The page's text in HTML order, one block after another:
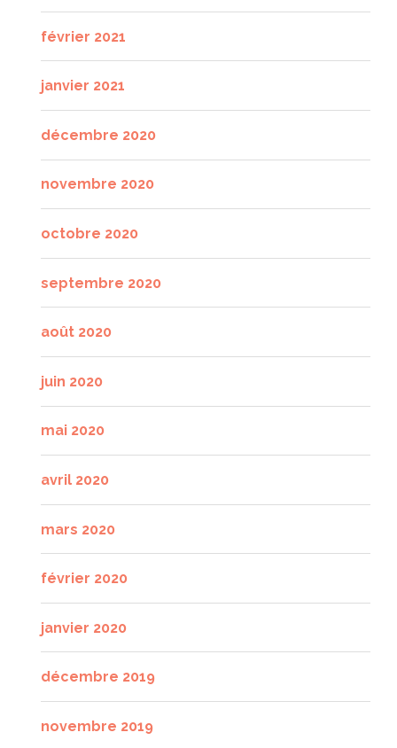
février 2021
janvier 2021
décembre 2020
novembre 2020
octobre 2020
septembre 2020
août 2020
juin 2020
mai 2020
avril 2020
mars 2020
février 2020
janvier 2020
décembre 2019
novembre 2019